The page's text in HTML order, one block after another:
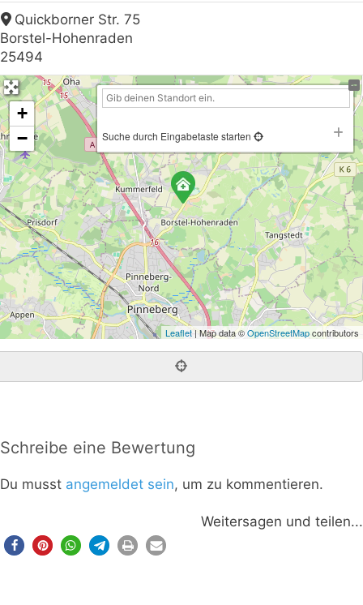
Quickborner Str. 75
Borstel-Hohenraden
25494
+
−
Suche durch Eingabetaste starten
Leaflet| Map data ©OpenStreetMapcontributors
Schreibe eine Bewertung
Du musst angemeldet sein, um zu kommentieren.
Weitersagen und teilen...